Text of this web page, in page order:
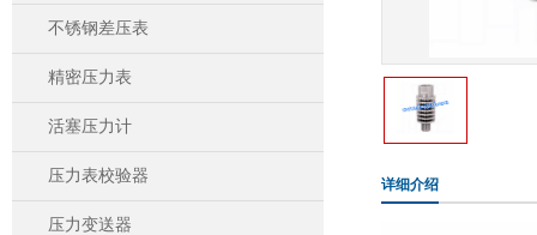
不锈钢差压表
精密压力表
活塞压力计
压力表校验器
压力变送器
详细介绍